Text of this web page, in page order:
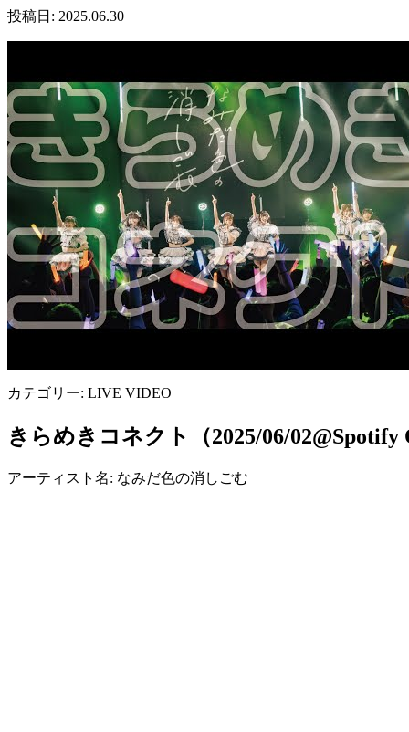
投稿日: 2025.06.30
カテゴリー: LIVE VIDEO
きらめきコネクト（2025/06/02@Spotify
アーティスト名: なみだ色の消しごむ